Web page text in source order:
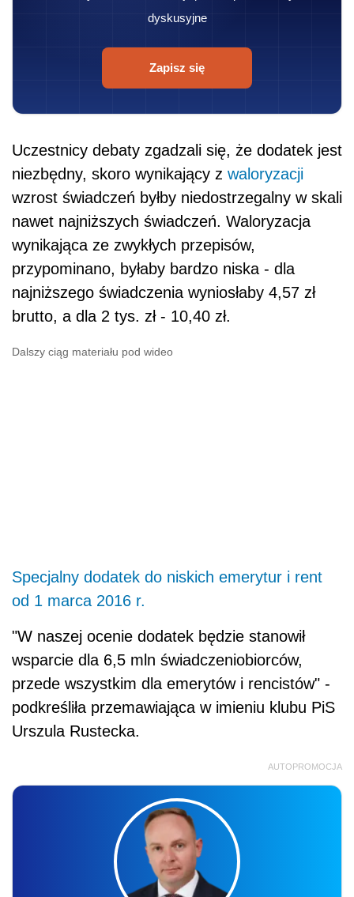
dyskusyjne
Zapisz się
Uczestnicy debaty zgadzali się, że dodatek jest
niezbędny, skoro wynikający z waloryzacji
wzrost świadczeń byłby niedostrzegalny w skali
nawet najniższych świadczeń. Waloryzacja
wynikająca ze zwykłych przepisów,
przypominano, byłaby bardzo niska - dla
najniższego świadczenia wyniosłaby 4,57 zł
brutto, a dla 2 tys. zł - 10,40 zł.
Dalszy ciąg materiału pod wideo
Specjalny dodatek do niskich emerytur i rent
od 1 marca 2016 r.
"W naszej ocenie dodatek będzie stanowił
wsparcie dla 6,5 mln świadczeniobiorców,
przede wszystkim dla emerytów i rencistów" -
podkreśliła przemawiająca w imieniu klubu PiS
Urszula Rustecka.
AUTOPROMOCJA